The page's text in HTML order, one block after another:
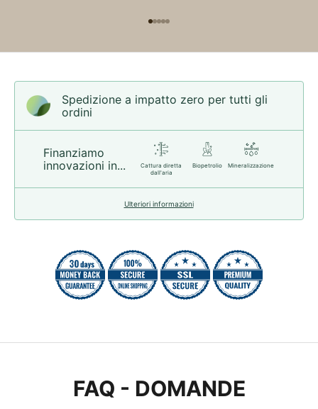
Spedizione a impatto zero per tutti gli
ordini
Finanziamo
innovazioni in...
Cattura diretta
dall'aria
Biopetrolio Mineralizzazione
Ulteriori informazioni
FAQ - DOMANDE